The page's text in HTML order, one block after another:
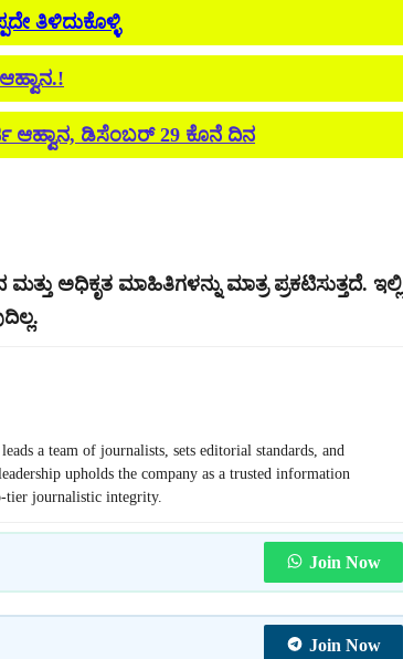
ತಿಳಿದುಕೊಳ್ಳಿ
ಆಹ್ವಾನ, ಡಿಸೆಂಬರ್ 29 ಕೊನೆ ದಿನ
ಅಧಿಕೃತ ಮಾಹಿತಿಗಳನ್ನು ಮಾತ್ರ ಪ್ರಕಟಿಸುತ್ತದೆ. ಇಲ್ಲಿ
a team of journalists, sets editorial standards, and
upholds the company as a trusted information
tier journalistic integrity.
Join Now
Join Now